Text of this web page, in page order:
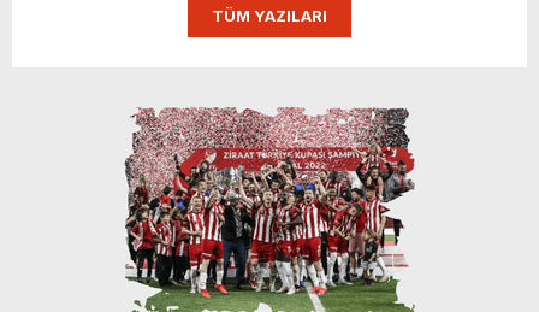
Sivasspor’a Destek Zamanı!
TÜM YAZILARI